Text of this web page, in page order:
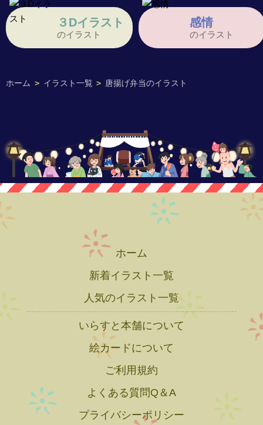
ホーム > イラスト一覧 > 唐揚げ弁当のイラスト
３Dイラスト
のイラスト
感情
のイラスト
ホーム
新着イラスト一覧
人気のイラスト一覧
いらすと本舗について
絵カードについて
ご利用規約
よくある質問Q＆A
プライバシーポリシー